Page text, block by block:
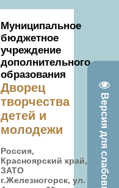
Версия для слабовидящих
Муниципальное
бюджетное
учреждение
дополнительного
образования
Дворец
творчества
детей и
молодежи
Россия,
Красноярский край,
ЗАТО
г.Железногорск, ул.